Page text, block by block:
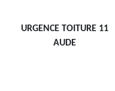
URGENCE TOITURE 11
AUDE